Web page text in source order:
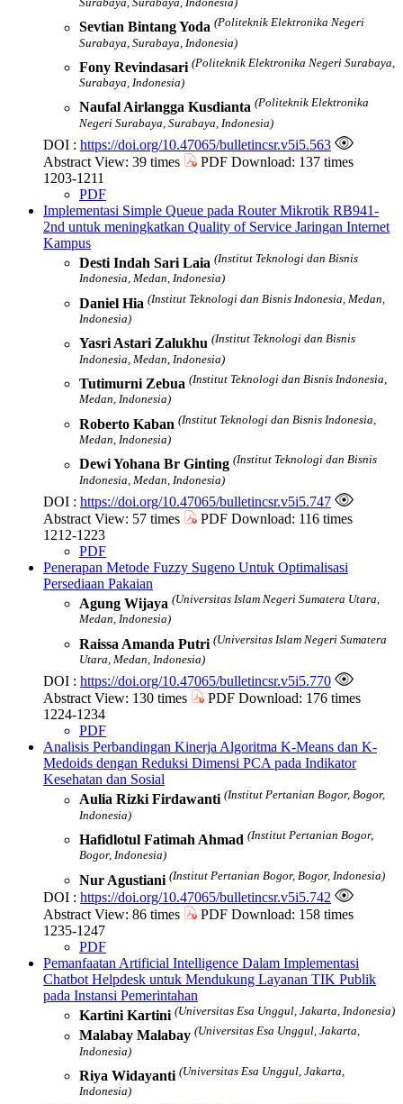
Sevtian Bintang Yoda (Politeknik Elektronika Negeri
Surabaya, Surabaya, Indonesia)
Fony Revindasari (Politeknik Elektronika Negeri Surabaya,
Surabaya, Indonesia)
Naufal Airlangga Kusdianta (Politeknik Elektronika
Negeri Surabaya, Surabaya, Indonesia)
DOI : https://doi.org/10.47065/bulletincsr.v5i5.563
Abstract View: 39 times
PDF Download: 137 times
1203-1211
PDF
Implementasi Simple Queue pada Router Mikrotik RB941-
2nd untuk meningkatkan Quality of Service Jaringan Internet
Kampus
Desti Indah Sari Laia (Institut Teknologi dan Bisnis
Indonesia, Medan, Indonesia)
Daniel Hia (Institut Teknologi dan Bisnis Indonesia, Medan,
Indonesia)
Yasri Astari Zalukhu (Institut Teknologi dan Bisnis
Indonesia, Medan, Indonesia)
Tutimurni Zebua (Institut Teknologi dan Bisnis Indonesia,
Medan, Indonesia)
Roberto Kaban (Institut Teknologi dan Bisnis Indonesia,
Medan, Indonesia)
Dewi Yohana Br Ginting (Institut Teknologi dan Bisnis
Indonesia, Medan, Indonesia)
DOI : https://doi.org/10.47065/bulletincsr.v5i5.747
Abstract View: 57 times
PDF Download: 116 times
1212-1223
PDF
Penerapan Metode Fuzzy Sugeno Untuk Optimalisasi
Persediaan Pakaian
Agung Wijaya (Universitas Islam Negeri Sumatera Utara,
Medan, Indonesia)
Raissa Amanda Putri (Universitas Islam Negeri Sumatera
Utara, Medan, Indonesia)
DOI : https://doi.org/10.47065/bulletincsr.v5i5.770
Abstract View: 130 times
PDF Download: 176 times
1224-1234
PDF
Analisis Perbandingan Kinerja Algoritma K-Means dan K-
Medoids dengan Reduksi Dimensi PCA pada Indikator
Kesehatan dan Sosial
Aulia Rizki Firdawanti (Institut Pertanian Bogor, Bogor,
Indonesia)
Hafidlotul Fatimah Ahmad (Institut Pertanian Bogor,
Bogor, Indonesia)
Nur Agustiani (Institut Pertanian Bogor, Bogor, Indonesia)
DOI : https://doi.org/10.47065/bulletincsr.v5i5.742
Abstract View: 86 times
PDF Download: 158 times
1235-1247
PDF
Pemanfaatan Artificial Intelligence Dalam Implementasi
Chatbot Helpdesk untuk Mendukung Layanan TIK Publik
pada Instansi Pemerintahan
Kartini Kartini (Universitas Esa Unggul, Jakarta, Indonesia)
Malabay Malabay (Universitas Esa Unggul, Jakarta,
Indonesia)
Riya Widayanti (Universitas Esa Unggul, Jakarta,
Indonesia)